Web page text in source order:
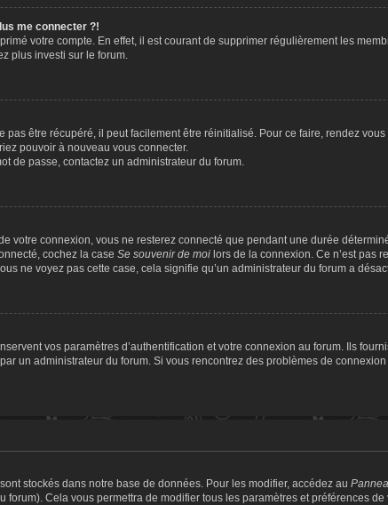
me connecter ?!
votre compte. En effet, il est courant de supprimer régulièrement les
plus investi sur le forum.
pas être récupéré, il peut facilement être réinitialisé. Pour ce faire, rendez
pouvoir à nouveau vous connecter.
de passe, contactez un administrateur du forum.
votre connexion, vous ne resterez connecté que pendant une durée
cochez la case Se souvenir de moi lors de la connexion. Ce n’est pas
ne voyez pas cette case, cela signifie qu’un administrateur du forum a
vos paramètres d’authentification et votre connexion au forum. Ils
un administrateur du forum. Si vous rencontrez des problèmes de
stockés dans notre base de données. Pour les modifier, accédez au
forum). Cela vous permettra de modifier tous les paramètres et préférences de